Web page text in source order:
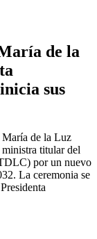
de la
sus
María de la Luz
titular del
por un nuevo
La ceremonia se